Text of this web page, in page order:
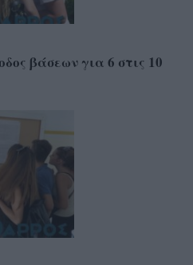
βάσεων για 6 στις 10